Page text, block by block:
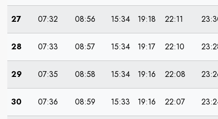
27 07:32 08:56 15:34 19:18 22:11
28 07:33 08:57 15:34 19:17 22:10
29 07:35 08:58 15:34 19:16 22:08
30 07:36 08:59 15:33 19:16 22:07